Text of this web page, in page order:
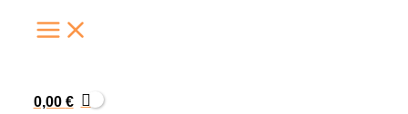
Inhalt
0,00 €